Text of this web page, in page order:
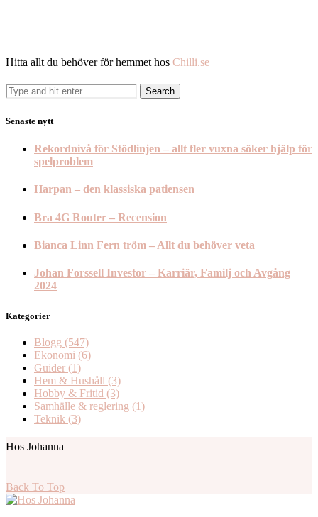
Hitta allt du behöver för hemmet hos Chilli.se
Senaste nytt
Rekordnivå för Stödlinjen – allt fler vuxna söker hjälp för
spelproblem
Harpan – den klassiska patiensen
Bra 4G Router – Recension
Bianca Linn Fern tröm – Allt du behöver veta
Johan Forssell Investor – Karriär, Familj och Avgång
2024
Kategorier
Blogg (547)
Ekonomi (6)
Guider (1)
Hem & Hushåll (3)
Hobby & Fritid (3)
Samhälle & reglering (1)
Teknik (3)
Hos Johanna
Back To Top